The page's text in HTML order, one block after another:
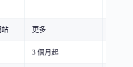
站 更多
3 個月起